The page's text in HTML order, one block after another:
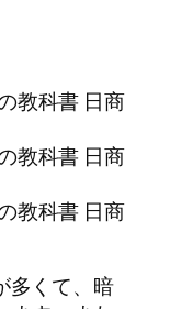
教科書 日商
教科書 日商
教科書 日商
多くて、暗